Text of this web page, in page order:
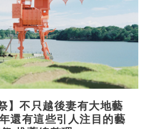
】不只越後妻有大地藝
還有這些引人注目的藝